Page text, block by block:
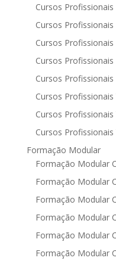
Cursos
Cursos
Cursos
Cursos
Cursos Profissionais
Cursos
Cursos Profissionais
Cursos Profissionais
Formação Modular
Formação Modular
Formação Modular
Formação Modular
Formação Modular
Formação Modular
Formação Modular